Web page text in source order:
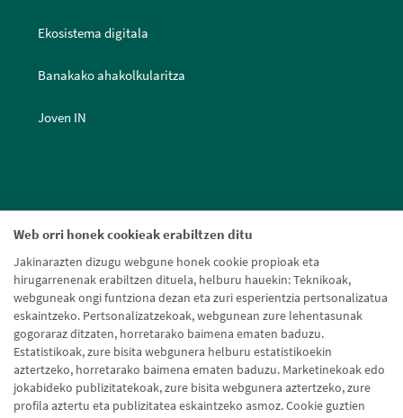
Web orri honek cookieak erabiltzen ditu
Jakinarazten dizugu webgune honek cookie propioak eta
hirugarrenenak erabiltzen dituela, helburu hauekin: Teknikoak,
webguneak ongi funtziona dezan eta zuri esperientzia pertsonalizatua
eskaintzeko. Pertsonalizatzekoak, webgunean zure lehentasunak
gogoraraz ditzaten, horretarako baimena ematen baduzu.
Estatistikoak, zure bisita webgunera helburu estatistikoekin
aztertzeko, horretarako baimena ematen baduzu. Marketinekoak edo
jokabideko publizitatekoak, zure bisita webgunera aztertzeko, zure
profila aztertu eta publizitatea eskaintzeko asmoz. Cookie guztien
Ekosistema digitala
Banakako ahakolkularitza
Joven IN